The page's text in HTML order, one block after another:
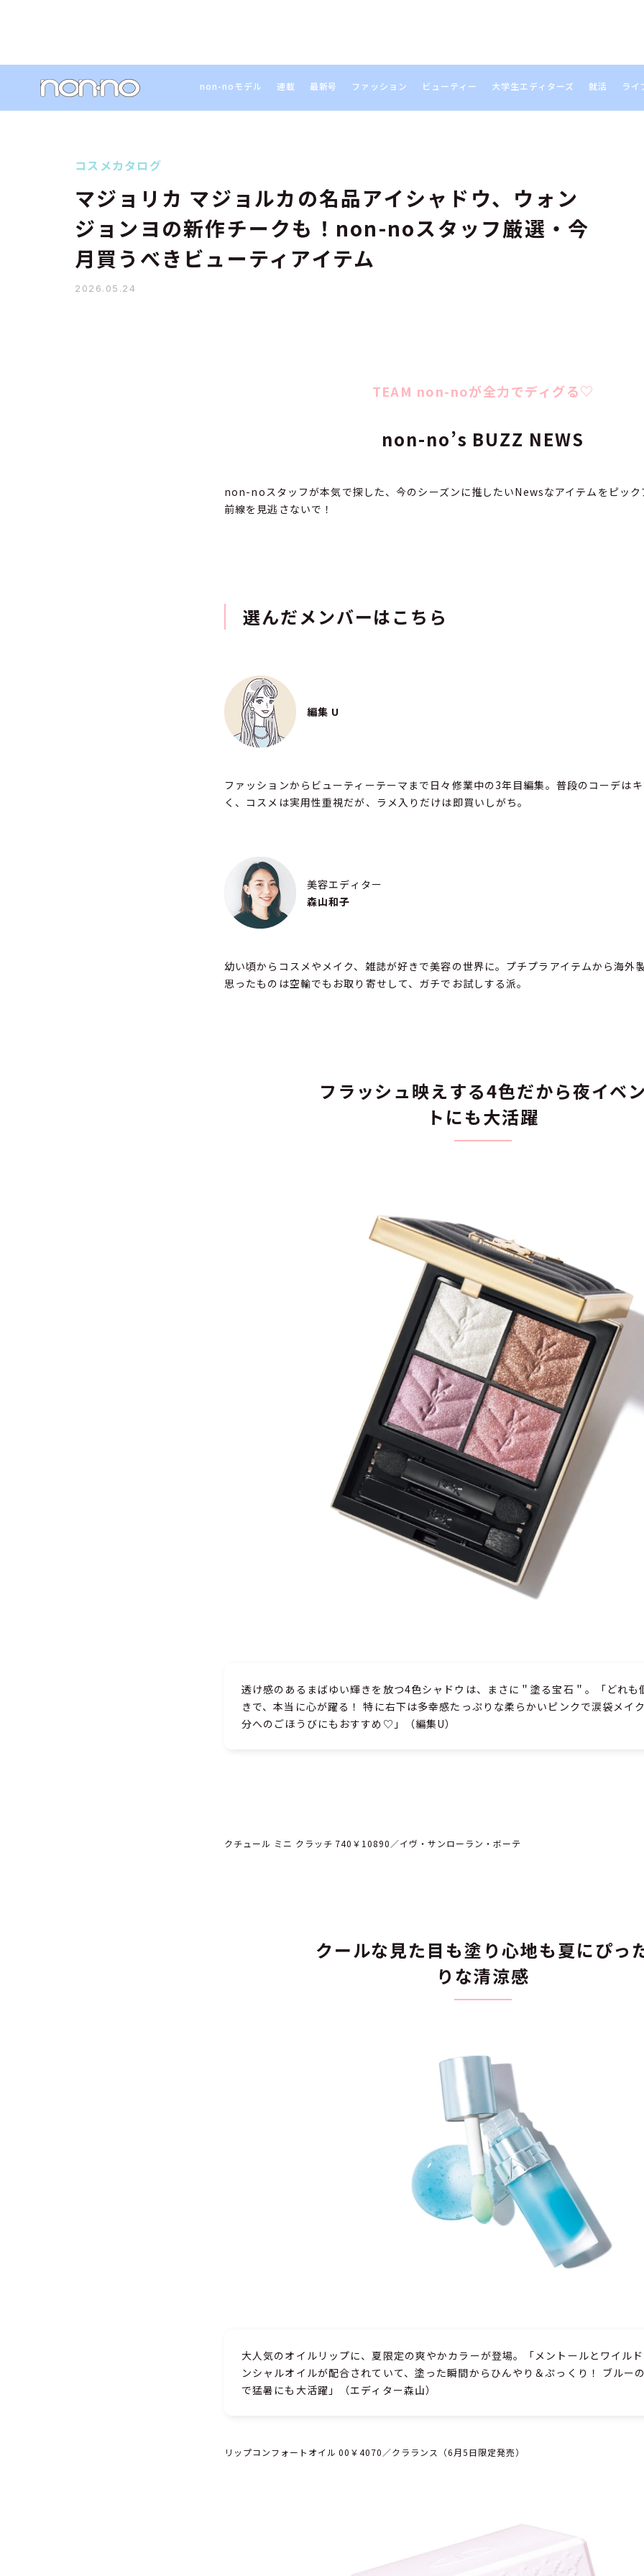
non-noモデル 連載 最新号 ファッション ビューティー 大学生エディターズ 就活 ライ
コスメカタログ
マジョリカ マジョルカの名品アイシャドウ、ウォン
ジョンヨの新作チークも！non-noスタッフ厳選・今
月買うべきビューティアイテム
2026.05.24
TEAM non-noが全力でディグる♡
non-no’s BUZZ NEWS
non-noスタッフが本気で探した、今のシーズンに推したいNewsなアイテムをピック
前線を見逃さないで！
選んだメンバーはこちら
編集 U
ファッションからビューティーテーマまで日々修業中の3年目編集。普段のコーデは
く、コスメは実用性重視だが、ラメ入りだけは即買いしがち。
美容エディター
森山和子
幼い頃からコスメやメイク、雑誌が好きで美容の世界に。プチプラアイテムから海外
思ったものは空輸でもお取り寄せして、ガチでお試しする派。
フラッシュ映えする4色だから夜イベン
トにも大活躍
透け感のあるまばゆい輝きを放つ4色シャドウは、まさに＂塗る宝石＂。「どれも
きで、本当に心が躍る！ 特に右下は多幸感たっぷりな柔らかいピンクで涙袋メイ
分へのごほうびにもおすすめ♡」（編集U）
クチュール ミニ クラッチ 740￥10890／イヴ・サンローラン・ボーテ
クールな見た目も塗り心地も夏にぴっ
りな清涼感
大人気のオイルリップに、夏限定の爽やかカラーが登場。「メントールとワイル
ンシャルオイルが配合されていて、塗った瞬間からひんやり＆ぷっくり！ ブルー
で猛暑にも大活躍」（エディター森山）
リップコンフォートオイル 00￥4070／クラランス（6月5日限定発売）